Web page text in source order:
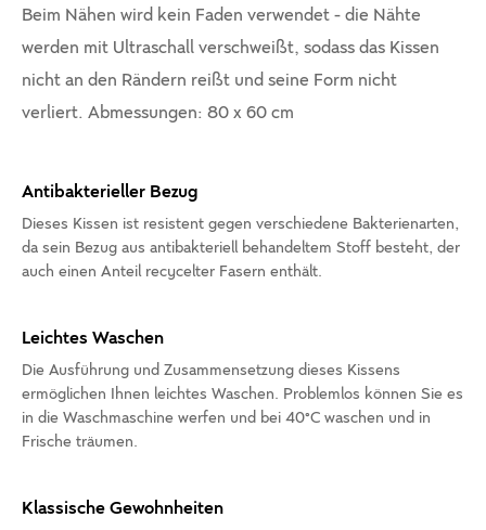
Beim Nähen wird kein Faden verwendet - die Nähte
werden mit Ultraschall verschweißt, sodass das Kissen
nicht an den Rändern reißt und seine Form nicht
verliert. Abmessungen: 80 x 60 cm
Antibakterieller Bezug
Dieses Kissen ist resistent gegen verschiedene Bakterienarten,
da sein Bezug aus antibakteriell behandeltem Stoff besteht, der
auch einen Anteil recycelter Fasern enthält.
Leichtes Waschen
Die Ausführung und Zusammensetzung dieses Kissens
ermöglichen Ihnen leichtes Waschen. Problemlos können Sie es
in die Waschmaschine werfen und bei 40°C waschen und in
Frische träumen.
Klassische Gewohnheiten